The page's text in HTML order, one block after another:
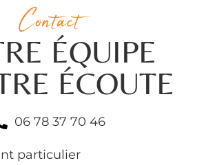
Contact
ÉQUIPE
ÉCOUTE
06 78 37 70 46
particulier